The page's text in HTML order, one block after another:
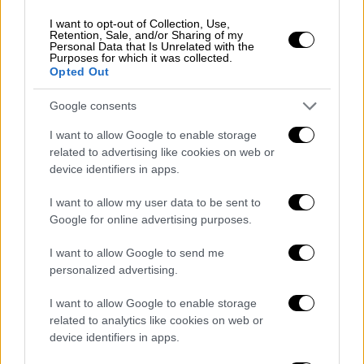
I want to opt-out of Collection, Use,
Retention, Sale, and/or Sharing of my
Personal Data that Is Unrelated with the
Purposes for which it was collected.
Opted Out
Google consents
I want to allow Google to enable storage
related to advertising like cookies on web or
device identifiers in apps.
I want to allow my user data to be sent to
Google for online advertising purposes.
I want to allow Google to send me
personalized advertising.
I want to allow Google to enable storage
related to analytics like cookies on web or
device identifiers in apps.
αποχωρήσει από τον ALPHA.
Ο θάνατος της πρώην συντρόφου του
Ο λόγος για τη Νανά Καραγιάννη, που άφησε
την τελευταία της πνοή μετά από πολύχρονη
μάχη της με την νευρική ανορεξία (δείτε
συγκλονιστική εξομολόγηση για τα όσα
βίωνε καθημερινά).
Σε μια πρόσφατη συνέντευξη στον Θέμη
την οποία είχατε σχέση, στα σχόλια όμως
διάβασα έναν να λέει “σιγά μην ήταν κόρη…”
Ήταν ένας ακόμα ηλίθιος ανάμεσα στους
χιλιάδες. Δεν θα είχα πρόβλημα να το πω αν